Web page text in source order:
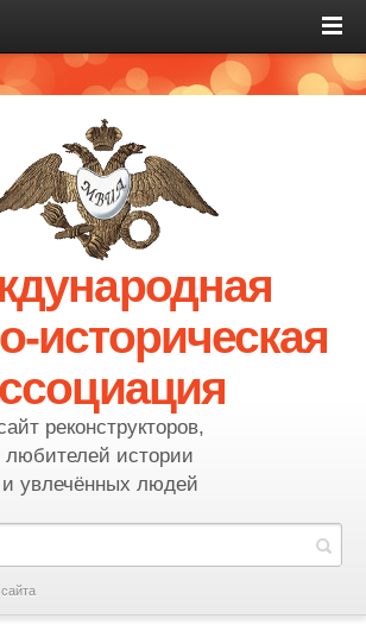
историческая
реконструкторов,
любителей истории
и увлечённых людей